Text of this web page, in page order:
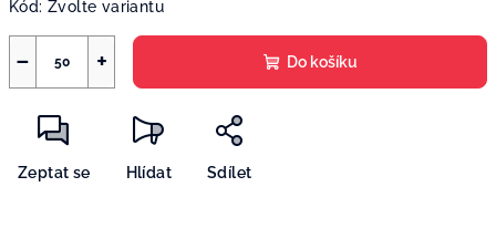
Kód: Zvolte variantu
+
− Do košíku
Zeptat se Hlídat Sdílet